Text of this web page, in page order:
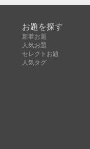
お題を探す
新着お題
人気お題
セレクトお題
人気タグ